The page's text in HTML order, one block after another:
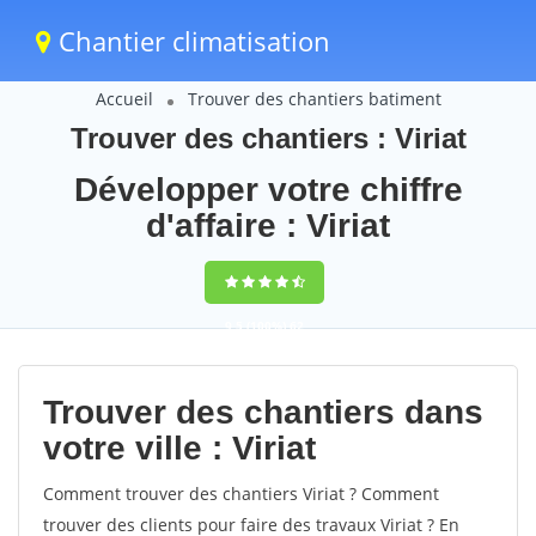
Chantier climatisation
Accueil Trouver des chantiers batiment
Trouver des chantiers : Viriat
Développer votre chiffre
d'affaire : Viriat
9,5(100%)62
votes
Trouver des chantiers dans
votre ville : Viriat
Comment trouver des chantiers Viriat ? Comment
trouver des clients pour faire des travaux Viriat ? En